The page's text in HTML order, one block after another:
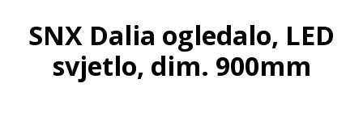
SNX Dalia ogledalo, LED
svjetlo, dim. 900mm